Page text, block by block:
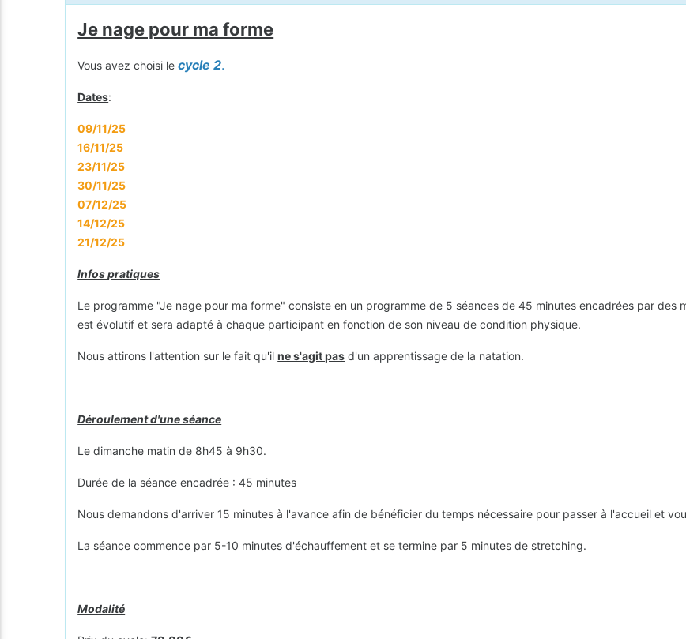
Je nage pour ma forme
Vous avez choisi lecycle 2.
Dates:
09/11/25
16/11/25
23/11/25
30/11/25
07/12/25
14/12/25
21/12/25
Infos pratiques
Le programme "Je nage pour ma forme" consiste en un programme de 5 séances de 45 minutes encadrées par des
est évolutif et sera adapté à chaque participant en fonction de son niveau de condition physique.​
Nous attirons l'attention sur le fait qu'ilne s'agit pas d'un apprentissage de la natation.
Déroulement d'une séance
Le dimanche matin de 8h45 à 9h30.
Durée de la séance encadrée : 45 minutes
​Nous demandons d'arriver 15 minutes à l'avance afin de bénéficier du temps nécessaire pour passer à l'accueil et
La séance commence par 5-10 minutes d'échauffement et se termine par 5 minutes de stretching.
Modalité